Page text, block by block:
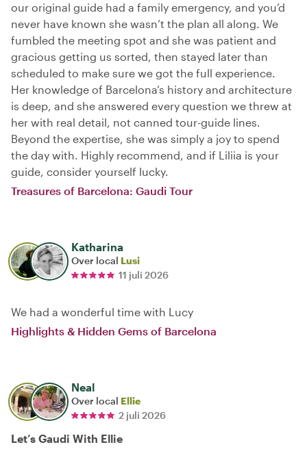
our original guide had a family emergency, and you’d
never have known she wasn’t the plan all along. We
fumbled the meeting spot and she was patient and
gracious getting us sorted, then stayed later than
scheduled to make sure we got the full experience.
Her knowledge of Barcelona’s history and architecture
is deep, and she answered every question we threw at
her with real detail, not canned tour-guide lines.
Beyond the expertise, she was simply a joy to spend
the day with. Highly recommend, and if Liliia is your
guide, consider yourself lucky.
Treasures of Barcelona: Gaudi Tour
Katharina
Over local Lusi
11 juli 2026
We had a wonderful time with Lucy
Highlights & Hidden Gems of Barcelona
Neal
Over local Ellie
2 juli 2026
Let’s Gaudi With Ellie